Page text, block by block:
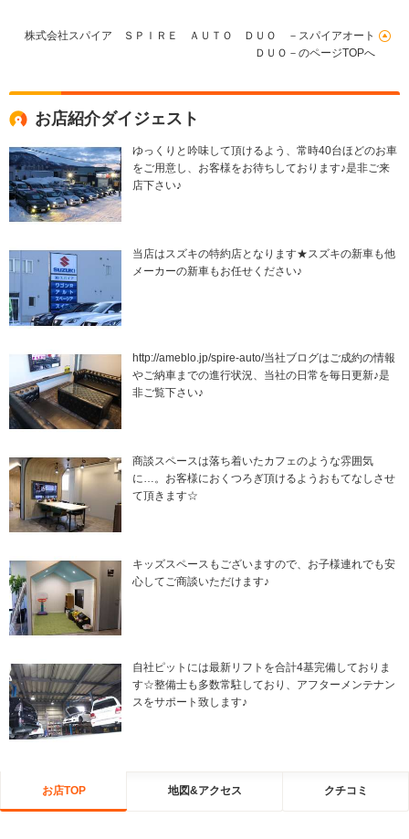
株式会社スパイア ＳＰＩＲＥ ＡＵＴＯ ＤＵＯ －スパイアオート
ＤＵＯ－のページTOPへ
お店紹介ダイジェスト
ゆっくりと吟味して頂けるよう、常時40台ほどのお車
をご用意し、お客様をお待ちしております♪是非ご来
店下さい♪
当店はスズキの特約店となります★スズキの新車も他
メーカーの新車もお任せください♪
http://ameblo.jp/spire-auto/当社ブログはご成約の情報
やご納車までの進行状況、当社の日常を毎日更新♪是
非ご覧下さい♪
商談スペースは落ち着いたカフェのような雰囲気
に…。お客様におくつろぎ頂けるようおもてなしさせ
て頂きます☆
キッズスペースもございますので、お子様連れでも安
心してご商談いただけます♪
自社ピットには最新リフトを合計4基完備しておりま
す☆整備士も多数常駐しており、アフターメンテナン
スをサポート致します♪
お店TOP 地図&アクセス クチコミ